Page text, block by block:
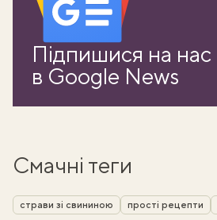
Підпишися на нас
в Google News
Смачні теги
страви зі свининою прості рецепти